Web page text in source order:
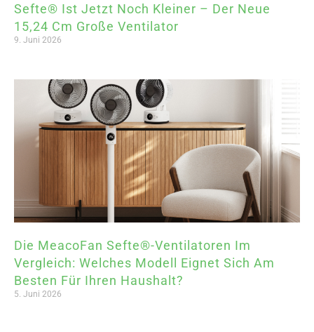
Sefte® Ist Jetzt Noch Kleiner – Der Neue
15,24 Cm Große Ventilator
9. Juni 2026
Die MeacoFan Sefte®-Ventilatoren Im
Vergleich: Welches Modell Eignet Sich Am
Besten Für Ihren Haushalt?
5. Juni 2026